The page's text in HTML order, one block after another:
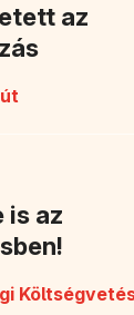
az
is az